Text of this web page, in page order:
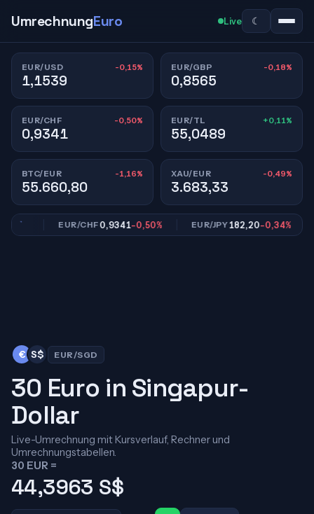
UmrechnungEuro Live ☾
EUR/USD -0,15%
1,1539
EUR/GBP -0,18%
0,8565
EUR/CHF -0,50%
0,9341
EUR/TL +0,11%
55,0489
BTC/EUR -1,16%
55.660,80
XAU/EUR -0,49%
3.683,33
EUR/CHF0,9341-0,50% EUR/JPY182,20-0,34%
€ S$ EUR/SGD
30 Euro in Singapur-
Dollar
Live-Umrechnung mit Kursverlauf, Rechner und
Umrechnungstabellen.
30 EUR =
44,3963 S$